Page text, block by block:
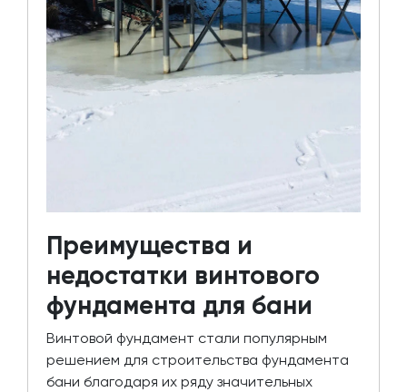
Преимущества и
недостатки винтового
фундамента для бани
Винтовой фундамент стали популярным
решением для строительства фундамента
бани благодаря их ряду значительных